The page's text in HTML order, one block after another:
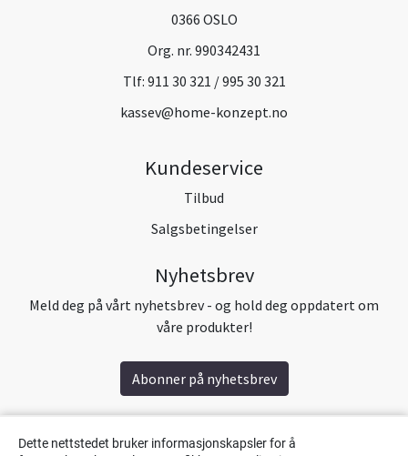
0366 OSLO
Org. nr. 990342431
Tlf: 911 30 321 / 995 30 321
kassev@home-konzept.no
Kundeservice
Tilbud
Salgsbetingelser
Nyhetsbrev
Meld deg på vårt nyhetsbrev - og hold deg oppdatert om
våre produkter!
Abonner på nyhetsbrev
Dette nettstedet bruker informasjonskapsler for å